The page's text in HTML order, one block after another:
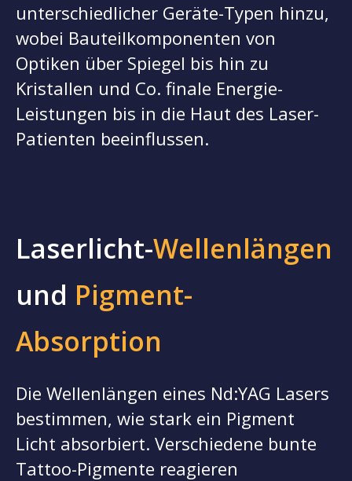
unterschiedlicher Geräte-Typen hinzu,
wobei Bauteilkomponenten von
Optiken über Spiegel bis hin zu
Kristallen und Co. finale Energie-
Leistungen bis in die Haut des Laser-
Patienten beeinflussen.
Laserlicht-Wellenlängen
und Pigment-
Absorption
Die Wellenlängen eines Nd:YAG Lasers
bestimmen, wie stark ein Pigment
Licht absorbiert. Verschiedene bunte
Tattoo-Pigmente reagieren